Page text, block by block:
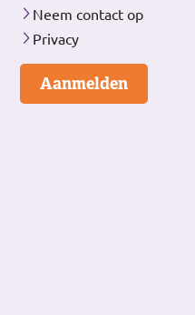
Neem contact op
Privacy
Aanmelden